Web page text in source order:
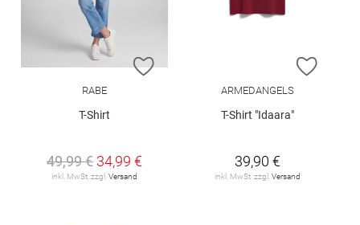
ZUR WUNSCHLISTE HINZUFÜGEN
RABE
T-Shirt
49,99 € 34,99 €
inkl. MwSt. zzgl. Versand
ZUR
ARMEDANGELS
T-Shirt "Idaara"
39,90 €
inkl. MwSt. zzgl. Versand